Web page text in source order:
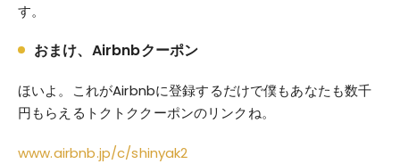
す。
おまけ、Airbnbクーポン
ほいよ。これがAirbnbに登録するだけで僕もあなたも数千
円もらえるトクトククーポンのリンクね。
www.airbnb.jp/c/shinyak2